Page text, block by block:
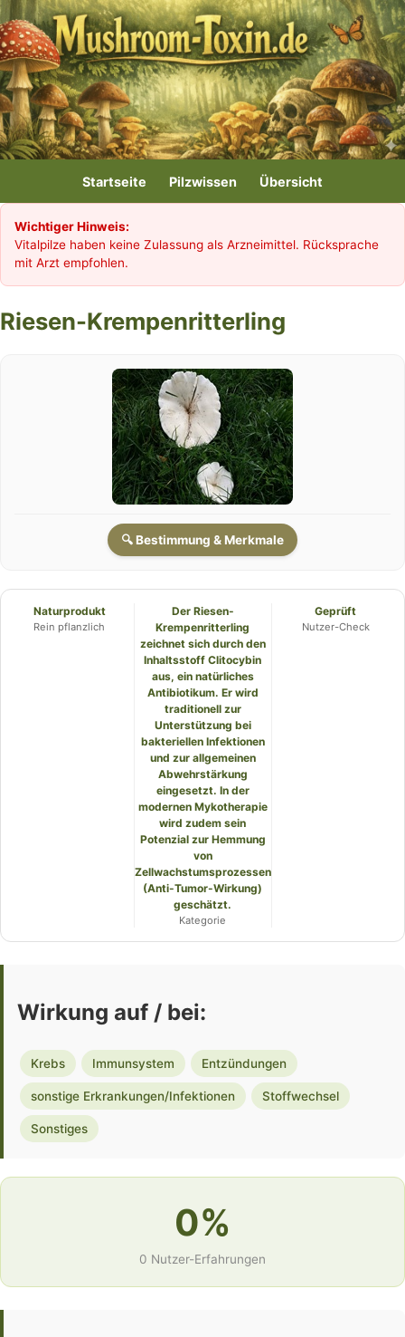
Startseite Pilzwissen Übersicht
Wichtiger Hinweis:
Vitalpilze haben keine Zulassung als Arzneimittel. Rücksprache
mit Arzt empfohlen.
Riesen-Krempenritterling
🔍 Bestimmung & Merkmale
Naturprodukt
Rein pflanzlich
Der Riesen-
Krempenritterling
zeichnet sich durch den
Inhaltsstoff Clitocybin
aus, ein natürliches
Antibiotikum. Er wird
traditionell zur
Unterstützung bei
bakteriellen Infektionen
und zur allgemeinen
Abwehrstärkung
eingesetzt. In der
modernen Mykotherapie
wird zudem sein
Potenzial zur Hemmung
von
Zellwachstumsprozessen
(Anti-Tumor-Wirkung)
geschätzt.
Kategorie
Geprüft
Nutzer-Check
Wirkung auf / bei:
Krebs Immunsystem Entzündungen
sonstige Erkrankungen/Infektionen Stoffwechsel
Sonstiges
0%
0 Nutzer-Erfahrungen